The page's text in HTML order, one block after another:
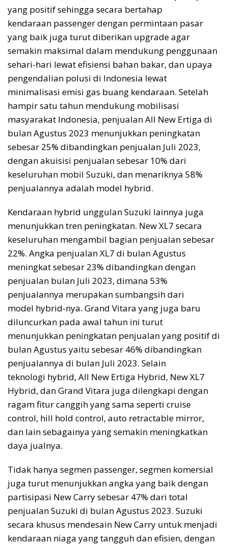
yang positif sehingga secara bertahap
kendaraan passenger dengan permintaan pasar
yang baik juga turut diberikan upgrade agar
semakin maksimal dalam mendukung penggunaan
sehari-hari lewat efisiensi bahan bakar, dan upaya
pengendalian polusi di Indonesia lewat
minimalisasi emisi gas buang kendaraan. Setelah
hampir satu tahun mendukung mobilisasi
masyarakat Indonesia, penjualan All New Ertiga di
bulan Agustus 2023 menunjukkan peningkatan
sebesar 25% dibandingkan penjualan Juli 2023,
dengan akuisisi penjualan sebesar 10% dari
keseluruhan mobil Suzuki, dan menariknya 58%
penjualannya adalah model hybrid.
Kendaraan hybrid unggulan Suzuki lainnya juga
menunjukkan tren peningkatan. New XL7 secara
keseluruhan mengambil bagian penjualan sebesar
22%. Angka penjualan XL7 di bulan Agustus
meningkat sebesar 23% dibandingkan dengan
penjualan bulan Juli 2023, dimana 53%
penjualannya merupakan sumbangsih dari
model hybrid-nya. Grand Vitara yang juga baru
diluncurkan pada awal tahun ini turut
menunjukkan peningkatan penjualan yang positif di
bulan Agustus yaitu sebesar 46% dibandingkan
penjualannya di bulan Juli 2023. Selain
teknologi hybrid, All New Ertiga Hybrid, New XL7
Hybrid, dan Grand Vitara juga dilengkapi dengan
ragam fitur canggih yang sama seperti cruise
control, hill hold control, auto retractable mirror,
dan lain sebagainya yang semakin meningkatkan
daya jualnya.
Tidak hanya segmen passenger, segmen komersial
juga turut menunjukkan angka yang baik dengan
partisipasi New Carry sebesar 47% dari total
penjualan Suzuki di bulan Agustus 2023. Suzuki
secara khusus mendesain New Carry untuk menjadi
kendaraan niaga yang tangguh dan efisien, dengan